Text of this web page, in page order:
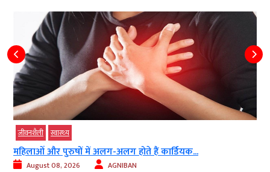
जीवनशैली स्‍वास्‍थ्‍य
महिलाओं और पुरुषों में अलग-अलग होते हैं कार्डियक...
August 08, 2026 AGNIBAN